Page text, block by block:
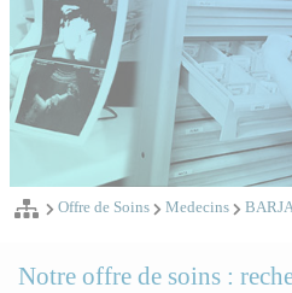
Offre de Soins Medecins
Notre offre de soins :